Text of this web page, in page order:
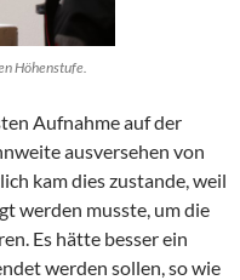
Höhenstufe.
Aufnahme auf der
ausversehen von
kam dies zustande, weil
werden musste, um die
Es hätte besser ein
werden sollen, so wie